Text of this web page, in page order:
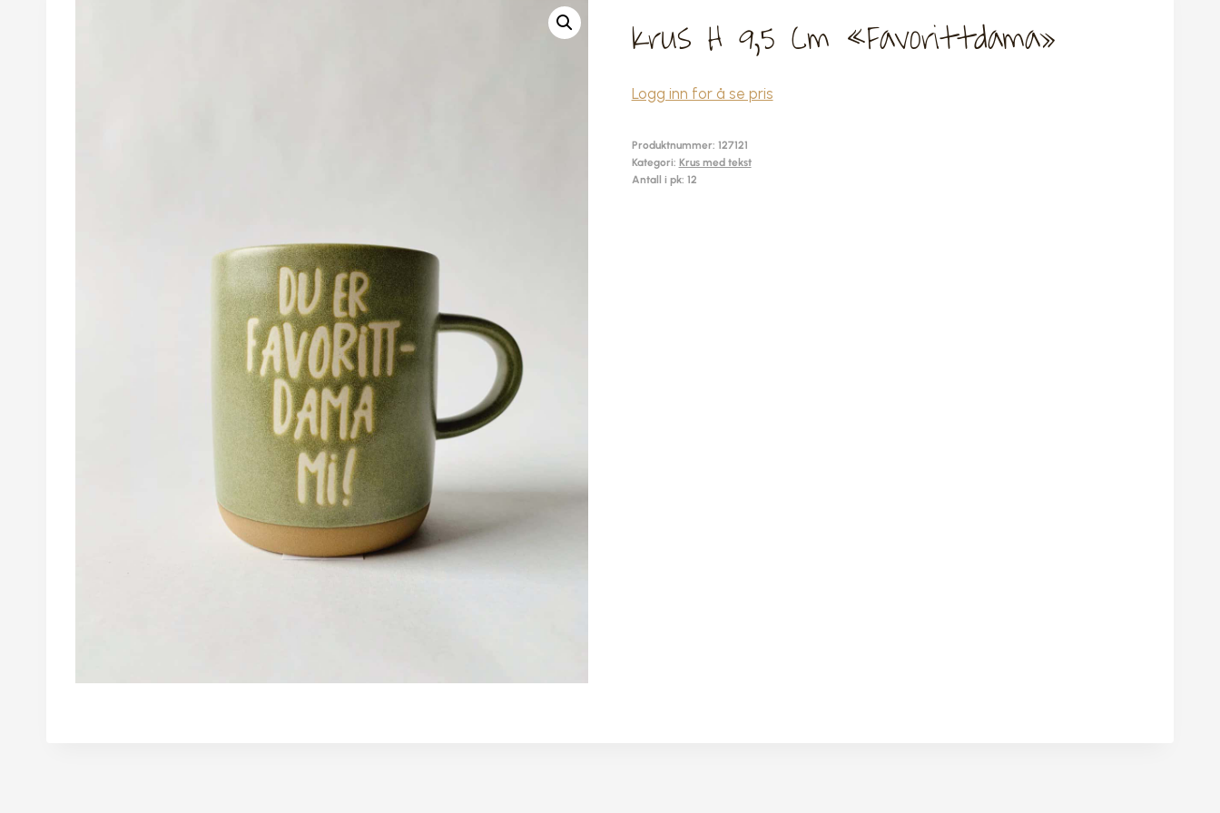
Krus H 9,5 Cm «Favorittdama»
Logg inn for å se pris
Produktnummer: 127121
Kategori: Krus med tekst
Antall i pk: 12